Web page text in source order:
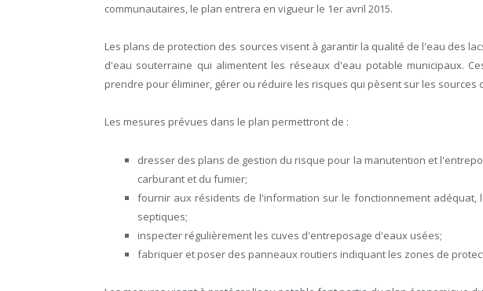
communautaires, le plan entrera en vigueur le 1er avril 2015.
Les plans de protection des sources visent à garantir la qualité de l'eau des
d'eau souterraine qui alimentent les réseaux d'eau potable municipaux.
prendre pour éliminer, gérer ou réduire les risques qui pèsent sur les sources
Les mesures prévues dans le plan permettront de :
dresser des plans de gestion du risque pour la manutention et
carburant et du fumier;
fournir aux résidents de l'information sur le fonctionnement adéquat,
septiques;
inspecter régulièrement les cuves d'entreposage d'eaux usées;
fabriquer et poser des panneaux routiers indiquant les zones de